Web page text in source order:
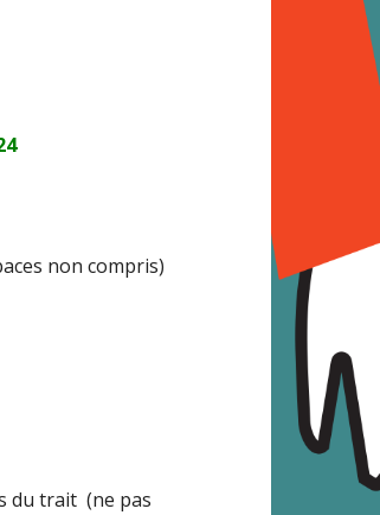
non compris)
du trait (ne pas